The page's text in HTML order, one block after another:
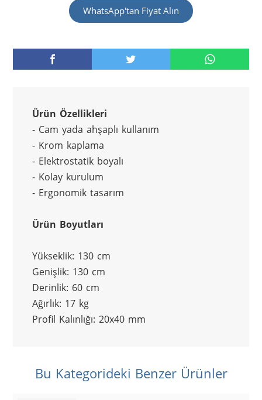
WhatsApp'tan Fiyat Alın
Ürün Özellikleri
- Cam yada ahşaplı kullanım
- Krom kaplama
- Elektrostatik boyalı
- Kolay kurulum
- Ergonomik tasarım
Ürün Boyutları
Yükseklik: 130 cm
Genişlik: 130 cm
Derinlik: 60 cm
Ağırlık: 17 kg
Profil Kalınlığı: 20x40 mm
Bu Kategorideki Benzer Ürünler